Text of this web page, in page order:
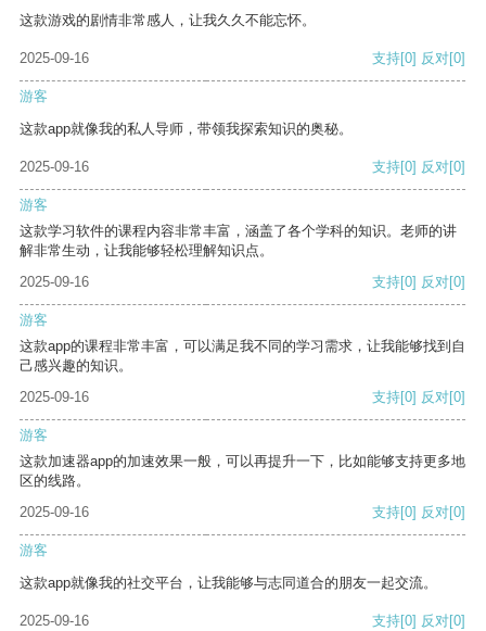
这款游戏的剧情非常感人，让我久久不能忘怀。
2025-09-16 支持[0] 反对[0]
游客
这款app就像我的私人导师，带领我探索知识的奥秘。
2025-09-16 支持[0] 反对[0]
游客
这款学习软件的课程内容非常丰富，涵盖了各个学科的知识。老师的讲
解非常生动，让我能够轻松理解知识点。
2025-09-16
支持[0] 反对[0]
游客
这款app的课程非常丰富，可以满足我不同的学习需求，让我能够找到自
己感兴趣的知识。
2025-09-16
支持[0] 反对[0]
游客
这款加速器app的加速效果一般，可以再提升一下，比如能够支持更多地
区的线路。
2025-09-16
支持[0] 反对[0]
游客
这款app就像我的社交平台，让我能够与志同道合的朋友一起交流。
2025-09-16 支持[0] 反对[0]